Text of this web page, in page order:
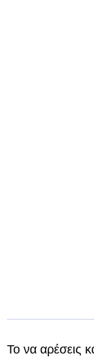
Το να αρέσεις